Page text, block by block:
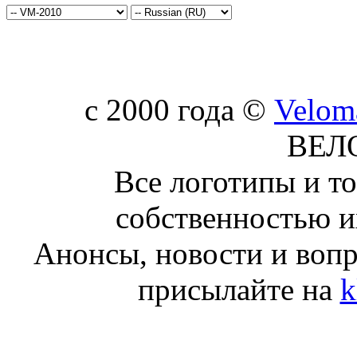
c 2000 года ©
Все логотипы и
собственностью
Анонсы, новости и
присылайте на